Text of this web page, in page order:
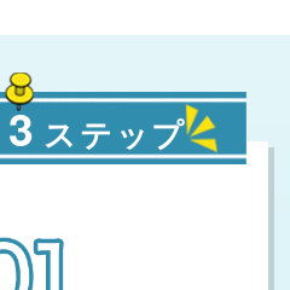
3 ステップ